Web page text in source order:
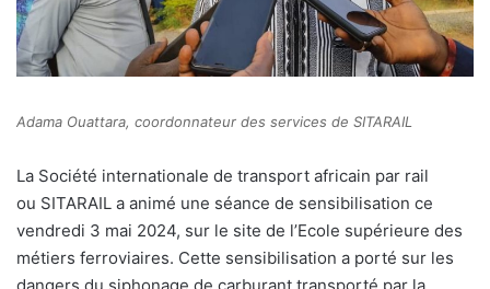
Adama Ouattara, coordonnateur des services de SITARAIL
La Société internationale de transport africain par rail
ou SITARAIL a animé une séance de sensibilisation ce
vendredi 3 mai 2024, sur le site de l’Ecole supérieure des
métiers ferroviaires. Cette sensibilisation a porté sur les